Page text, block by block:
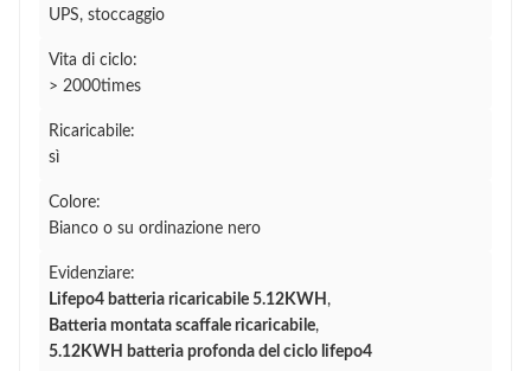
UPS, stoccaggio
Vita di ciclo:
> 2000times
Ricaricabile:
sì
Colore:
Bianco o su ordinazione nero
Evidenziare:
Lifepo4 batteria ricaricabile 5.12KWH ,
Batteria montata scaffale ricaricabile,
5.12KWH batteria profonda del ciclo lifepo4